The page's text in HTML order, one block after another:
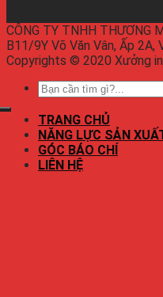
CÔNG TY TNHH THƯƠNG
B11/9Y Võ Văn Vân, Ấp 2A,
Copyrights © 2020 Xưởng
TRANG CHỦ
NĂNG LỰC SẢN
GÓC BÁO CHÍ
LIÊN HỆ